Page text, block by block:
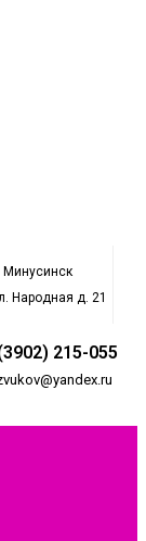
Минусинск
Народная д. 21
215-055